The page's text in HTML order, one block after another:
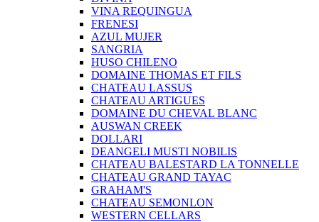
VINA REQUINGUA
FRENESI
AZUL MUJER
SANGRIA
HUSO CHILENO
DOMAINE THOMAS ET FILS
CHATEAU LASSUS
CHATEAU ARTIGUES
DOMAINE DU CHEVAL BLANC
AUSWAN CREEK
DOLLARI
DEANGELI MUSTI NOBILIS
CHATEAU BALESTARD LA TONNELLE
CHATEAU GRAND TAYAC
GRAHAM'S
CHATEAU SEMONLON
WESTERN CELLARS